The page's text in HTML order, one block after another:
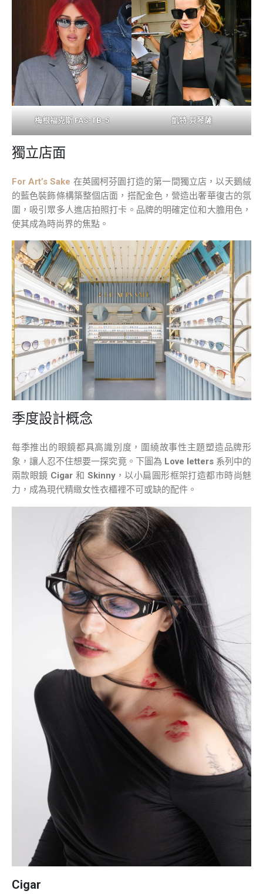
梅根福克斯 FAS-TB-5 凱特·貝琴薩
獨立店面
For Art’s Sake 在英國柯芬園打造的第一間獨立店，以天鵝絨
的藍色裝飾條構築整個店面，搭配金色，營造出奢華復古的氛
圍，吸引眾多人進店拍照打卡。品牌的明確定位和大膽用色，
使其成為時尚界的焦點。
季度設計概念
每季推出的眼鏡都具高識別度，圍繞故事性主題塑造品牌形
象，讓人忍不住想要一探究竟。下圖為 Love letters系列中的
兩款眼鏡 Cigar 和 Skinny，以小扁圓形框架打造都市時尚魅
力，成為現代精緻女性衣櫃裡不可或缺的配件。
Cigar